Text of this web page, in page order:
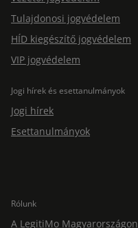
Tulajdonosi jogvédelem
HÍD kiegészítő jogvédelem
VIP jogvédelem
Jogi hírek és esettanulmányok
Jogi hírek
Esettanulmányok
Rólunk
A LegitiMo Magyarországon